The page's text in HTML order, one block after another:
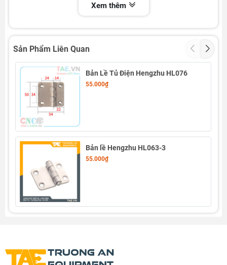
Thông số kỹ thuật Bản Lề Hengzhu HL085
- Hãng sản xuất: Hengzhu
Xem thêm
Sản Phẩm Liên Quan
Bản Lề Tủ Điện Hengzhu HL076
55.000₫
Bản lề Hengzhu HL063-3
55.000₫